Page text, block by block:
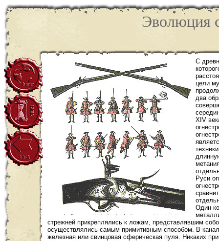
Эволюция
С
цели
два
ХIV
Руси
Один
стрежней прикреплялись к ложам, представлявшим
осуществлялись самым примитивным способом. В
железная или свинцовая сферическая пуля. Никаких